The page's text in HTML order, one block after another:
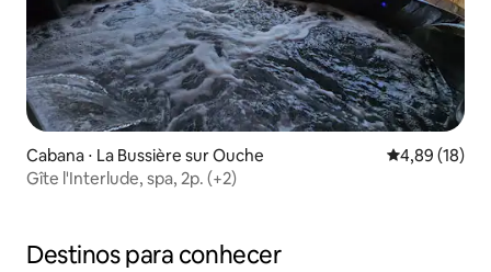
Cabana ⋅ La Bussière sur Ouche 4,89 de uma
4,89 (18)
Gîte l'Interlude, spa, 2p. (+2)
Destinos para conhecer